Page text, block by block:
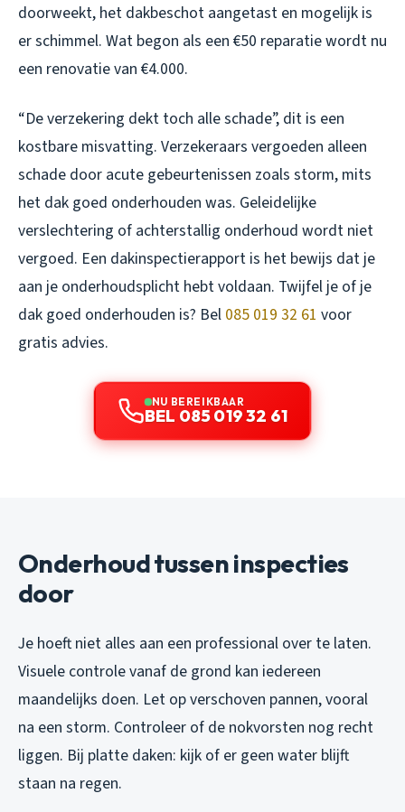
doorweekt, het dakbeschot aangetast en mogelijk is
er schimmel. Wat begon als een €50 reparatie wordt nu
een renovatie van €4.000.
“De verzekering dekt toch alle schade”, dit is een
kostbare misvatting. Verzekeraars vergoeden alleen
schade door acute gebeurtenissen zoals storm, mits
het dak goed onderhouden was. Geleidelijke
verslechtering of achterstallig onderhoud wordt niet
vergoed. Een dakinspectierapport is het bewijs dat je
aan je onderhoudsplicht hebt voldaan. Twijfel je of je
dak goed onderhouden is? Bel 085 019 32 61 voor
gratis advies.
NU BEREIKBAAR
BEL 085 019 32 61
Onderhoud tussen inspecties
door
Je hoeft niet alles aan een professional over te laten.
Visuele controle vanaf de grond kan iedereen
maandelijks doen. Let op verschoven pannen, vooral
na een storm. Controleer of de nokvorsten nog recht
liggen. Bij platte daken: kijk of er geen water blijft
staan na regen.